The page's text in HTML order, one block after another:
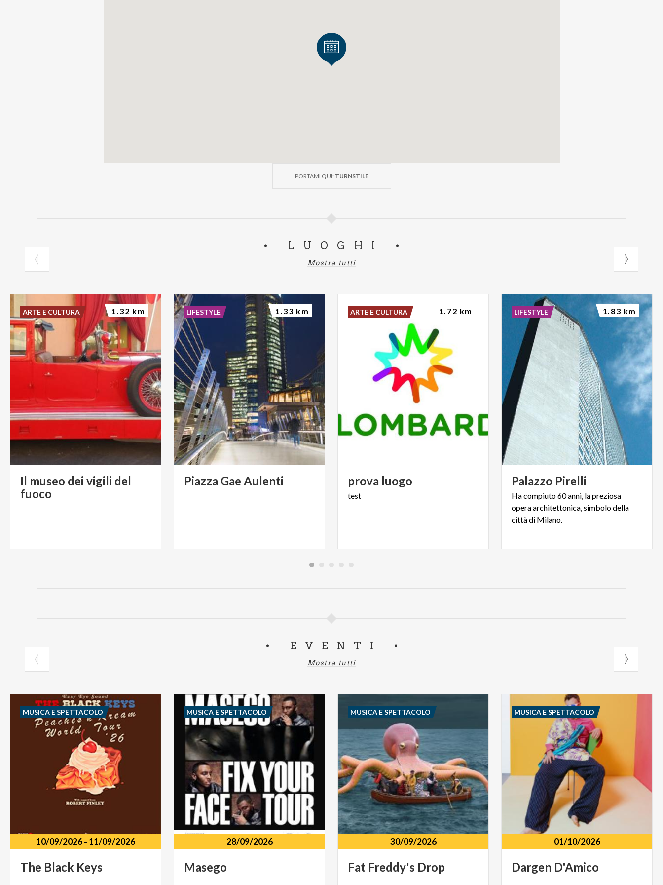
PORTAMI QUI: TURNSTILE
LUOGHI
Mostra tutti
Il museo dei vigili del
fuoco
ARTE E CULTURA 1.32 km
Piazza Gae Aulenti
LIFESTYLE 1.33 km
prova luogo
test
ARTE E CULTURA 1.72 km
Palazzo Pirelli
Ha compiuto 60 anni, la preziosa
opera architettonica, simbolo della
città di Milano.
LIFESTYLE 1.83 km
EVENTI
Mostra tutti
10/09/2026- 11/09/2026
The Black Keys
MUSICA E SPETTACOLO
28/09/2026
Masego
MUSICA E SPETTACOLO
30/09/2026
Fat Freddy's Drop
MUSICA E SPETTACOLO
01/10/2026
Dargen D'Amico
MUSICA E SPETTACOLO